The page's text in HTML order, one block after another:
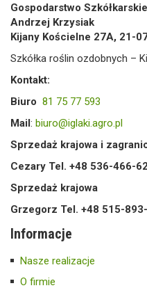
Gospodarstwo Szkółkarskie
Andrzej Krzysiak
Kijany Kościelne 27A, 21-
Szkółka roślin ozdobnych –
Kontakt:
Biuro 81 75 77 593
Mail: biuro@iglaki.agro.pl
Sprzedaż krajowa i
Cezary Tel. +48 536-466-
Sprzedaż krajowa
Grzegorz Tel. +48 515-
Informacje
Nasze realizacje
O firmie